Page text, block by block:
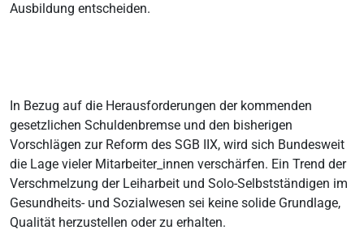
Ausbildung entscheiden.
In Bezug auf die Herausforderungen der kommenden
gesetzlichen Schuldenbremse und den bisherigen
Vorschlägen zur Reform des SGB IIX, wird sich Bundesweit
die Lage vieler Mitarbeiter_innen verschärfen. Ein Trend der
Verschmelzung der Leiharbeit und Solo-Selbstständigen im
Gesundheits- und Sozialwesen sei keine solide Grundlage,
Qualität herzustellen oder zu erhalten.